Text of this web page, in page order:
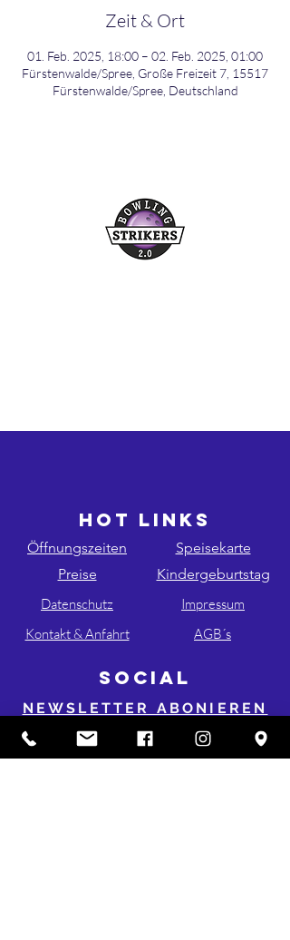
Zeit & Ort
01. Feb. 2025, 18:00 – 02. Feb. 2025, 01:00
Fürstenwalde/Spree, Große Freizeit 7, 15517
Fürstenwalde/Spree, Deutschland
HOT LINKS
Öffnungszeiten
Preise
Datenschutz
Kontakt & Anfahrt
Speisekarte
Kindergeburtstag
Impressum
AGB´s
SOCIAL
NEWSLETTER ABONIEREN
FOLGE UNS AUF INSTA & FB